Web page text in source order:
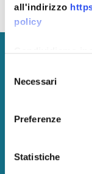
all'indirizzo
policy
occupano di
informazioni
dal suo utilizzo
delNecessari
Preferenze
Statistiche
P. IVA:
Centralino: